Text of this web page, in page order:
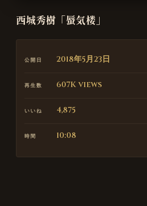
西城秀樹「蜃気楼」
公開日 2018年5月23日
再生数 607K views
いいね 4,875
時間 10:08